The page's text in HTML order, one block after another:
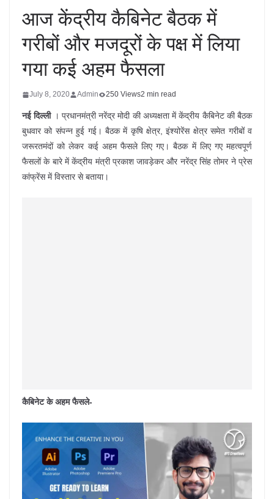
आज केंद्रीय कैबिनेट बैठक में
गरीबों और मजदूरों के पक्ष में लिया
गया कई अहम फैसला
July 8, 2020 Admin 250 Views2 min read
नई दिल्ली। प्रधानमंत्री नरेंद्र मोदी की अध्यक्षता में केंद्रीय कैबिनेट की बैठक
बुधवार को संपन्न हुई गई। बैठक में कृषि क्षेत्र, इंश्योरेंस क्षेत्र समेत गरीबों व
जरूरतमंदों को लेकर कई अहम फैसले लिए गए। बैठक में लिए गए महत्वपूर्ण
फैसलों के बारे में केंद्रीय मंत्री प्रकाश जावड़ेकर और नरेंद्र सिंह तोमर ने प्रेस
कांफ्रेंस में विस्तार से बताया।
कैबिनेट के अहम फैसले-